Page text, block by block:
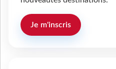
Je m'inscris